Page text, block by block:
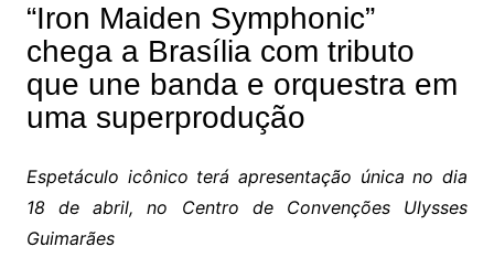
“Iron Maiden Symphonic”
chega a Brasília com tributo
que une banda e orquestra em
uma superprodução
Espetáculo icônico terá apresentação única no dia
18 de abril, no Centro de Convenções Ulysses
Guimarães